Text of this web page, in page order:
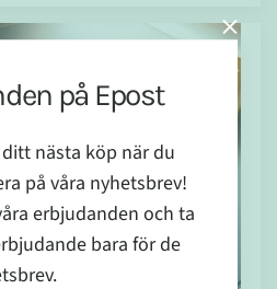
på Epost
nästa köp när du
på våra nyhetsbrev!
erbjudanden och ta
bara för de